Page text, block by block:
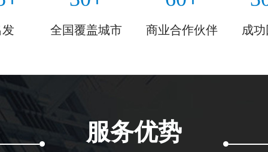
发 全国覆盖城市 商业合作伙伴 成
服务优势